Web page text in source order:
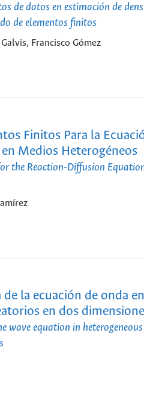
de datos en estimación de
de elementos finitos
Francisco Gómez
Finitos Para la
Medios Heterogéneos
the Reaction-Diffusion
la ecuación de onda
en dos
wave equation in